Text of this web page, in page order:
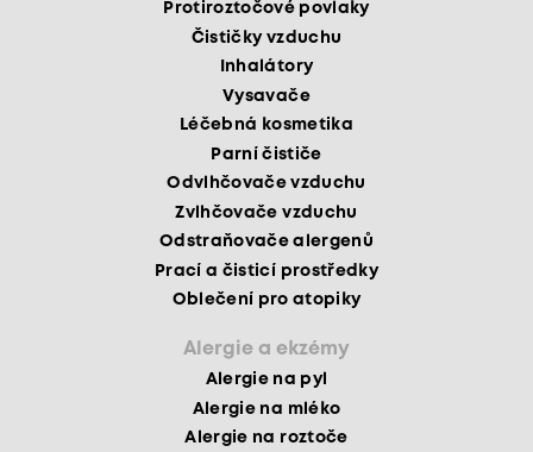
Protiroztočové povlaky
Čističky vzduchu
Inhalátory
Vysavače
Léčebná kosmetika
Parní čističe
Odvlhčovače vzduchu
Zvlhčovače vzduchu
Odstraňovače alergenů
Prací a čisticí prostředky
Oblečení pro atopiky
Alergie a ekzémy
Alergie na pyl
Alergie na mléko
Alergie na roztoče